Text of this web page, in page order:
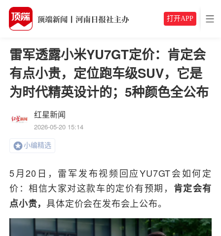
打开APP
雷军透露小米YU7GT定价：肯定会
有点小贵，定位跑车级SUV，它是
为时代精英设计的；5种颜色全公布
红星新闻
2026-05-20 15:14
小编精选
5月20日，雷军发布视频回应YU7GT会如何定
价：相信大家对这款车的定价有预期， 肯定会有
点小贵， 具体定价会在发布会上公布。